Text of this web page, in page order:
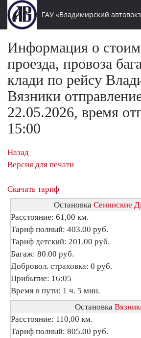
ГАУ «Владимирский
Информация о
проезда, провоза
клади по рейсу
Вязники
22.05.2026, время
15:00
Назад
Версия для печати
Скачать тариф
Остановка Сенинские
Расстояние: 61,00 км.
Тариф полный: 403.00 руб.
Тариф детский: 201.00 руб.
Багаж: 80.00 руб.
Добровол. страховка: 0 руб.
Прибытие: 16:05
Время в пути: 1 ч. 5 мин.
Остановка
Расстояние: 110,00 км.
Тариф полный: 805.00 руб.